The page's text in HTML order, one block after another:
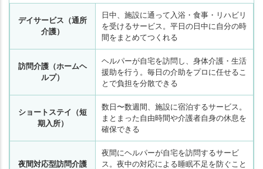
デイサービス（通所
介護）
日中、施設に通って入浴・食事・リハビリ
を受けるサービス。平日の日中に自分の時
間をまとめてつくれる
訪問介護（ホームヘ
ルプ）
ヘルパーが自宅を訪問し、身体介護・生活
援助を行う。毎日の介助をプロに任せるこ
とで負担を分散できる
ショートステイ（短
期入所）
数日〜数週間、施設に宿泊するサービス。
まとまった自由時間や介護者自身の休息を
確保できる
夜間対応型訪問介護
夜間にヘルパーが自宅を訪問するサービ
ス。夜中の対応による睡眠不足を防ぐこと